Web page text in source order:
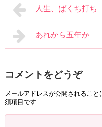
人生、ばくち打ち
あれから五年か
コメントをどうぞ
メールアドレスが公開されること
須項目です